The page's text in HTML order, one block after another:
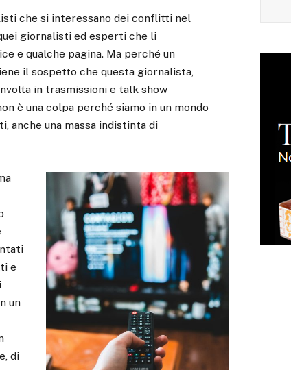
che si interessano dei conflitti nel
giornalisti ed esperti che li
e qualche pagina. Ma perché un
il sospetto che questa giornalista,
in trasmissioni e talk show
è una colpa perché siamo in un mondo
anche una massa indistinta di
e
un
di